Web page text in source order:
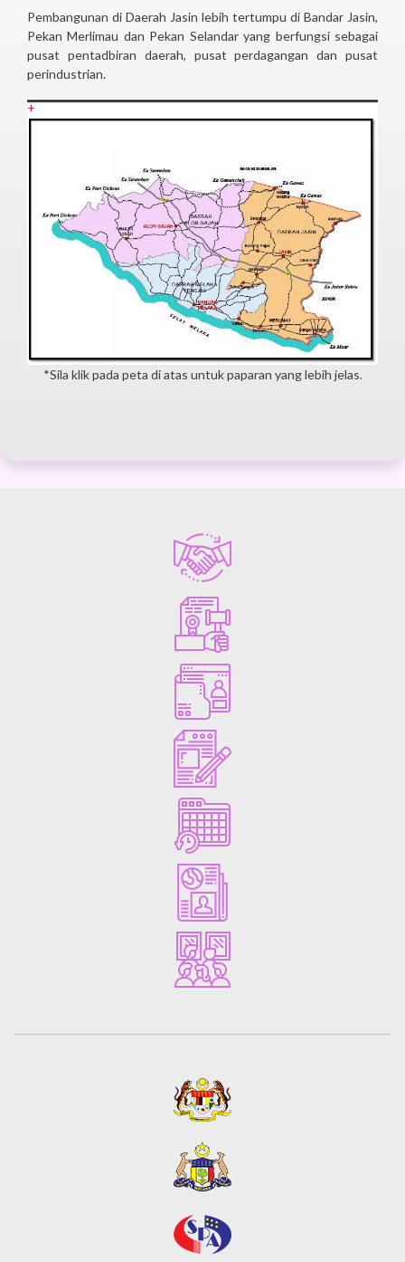
Pembangunan di Daerah Jasin lebih tertumpu di Bandar Jasin,
Pekan Merlimau dan Pekan Selandar yang berfungsi sebagai
pusat pentadbiran daerah, pusat perdagangan dan pusat
perindustrian.
+
*Sila klik pada peta di atas untuk paparan yang lebih jelas.